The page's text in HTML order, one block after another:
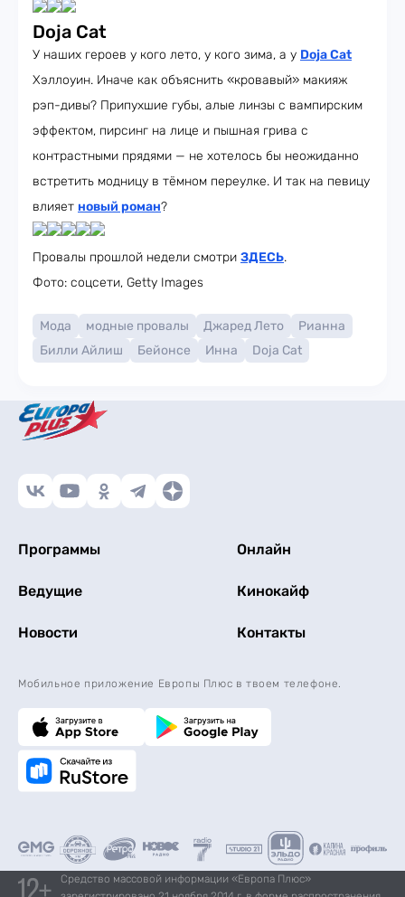
Doja Cat
У наших героев у кого лето, у кого зима, а у Doja Cat
Хэллоуин. Иначе как объяснить «кровавый» макияж
рэп-дивы? Припухшие губы, алые линзы с вампирским
эффектом, пирсинг на лице и пышная грива с
контрастными прядями — не хотелось бы неожиданно
встретить модницу в тёмном переулке. И так на певицу
влияет новый роман?
Провалы прошлой недели смотри ЗДЕСЬ.
Фото: соцсети, Getty Images
Мода модные провалы Джаред Лето
Рианна
Билли Айлиш
Бейонсе Инна Doja Cat
Программы Онлайн
Ведущие Кинокайф
Новости Контакты
Мобильное приложение Европы Плюс в твоем телефоне.
Средство массовой информации «Европа Плюс»